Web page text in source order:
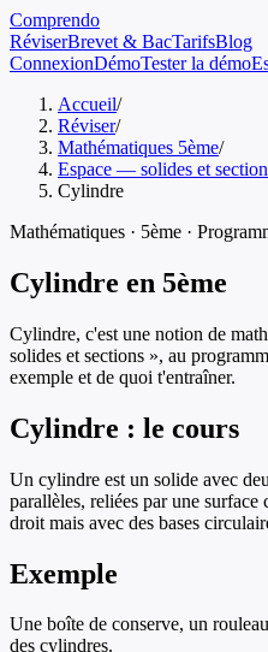
Comprendo
RéviserBrevet & BacTarifsBlog
ConnexionDémoTester la démo
Accueil/
Réviser/
Mathématiques 5ème/
Espace — solides et
Cylindre
Mathématiques · 5ème ·
Cylindre en 5ème
Cylindre, c'est une notion de
solides et sections », au
exemple et de quoi t'entraîner.
Cylindre : le cours
Un cylindre est un solide avec
parallèles, reliées par une
droit mais avec des bases
Exemple
Une boîte de conserve, un
des cylindres.